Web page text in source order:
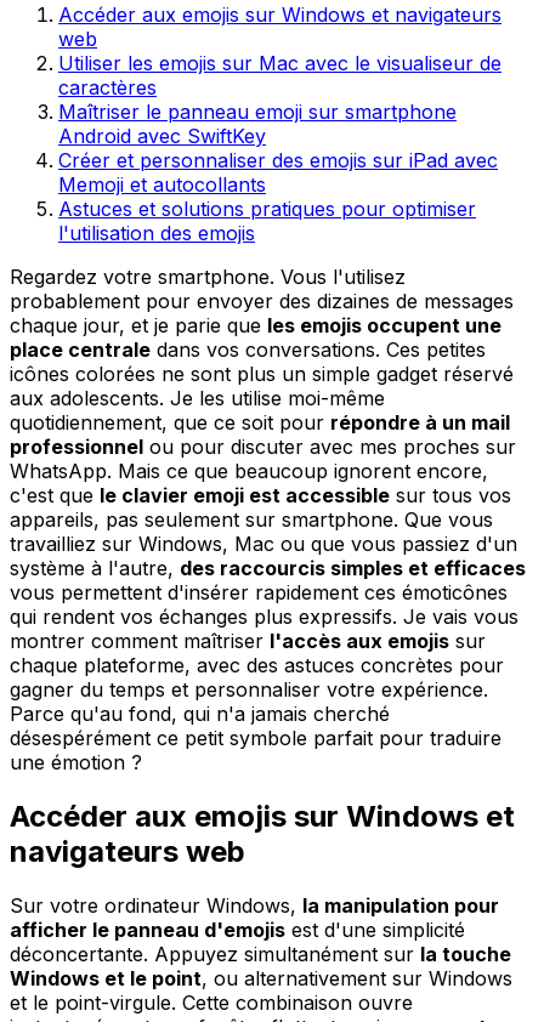
Accéder aux emojis sur Windows et navigateurs
web
Utiliser les emojis sur Mac avec le visualiseur de
caractères
Maîtriser le panneau emoji sur smartphone
Android avec SwiftKey
Créer et personnaliser des emojis sur iPad avec
Memoji et autocollants
Astuces et solutions pratiques pour optimiser
l'utilisation des emojis
Regardez votre smartphone. Vous l'utilisez
probablement pour envoyer des dizaines de messages
chaque jour, et je parie que les emojis occupent une
place centrale dans vos conversations. Ces petites
icônes colorées ne sont plus un simple gadget réservé
aux adolescents. Je les utilise moi-même
quotidiennement, que ce soit pour répondre à un mail
professionnel ou pour discuter avec mes proches sur
WhatsApp. Mais ce que beaucoup ignorent encore,
c'est que le clavier emoji est accessible sur tous vos
appareils, pas seulement sur smartphone. Que vous
travailliez sur Windows, Mac ou que vous passiez d'un
système à l'autre, des raccourcis simples et efficaces
vous permettent d'insérer rapidement ces émoticônes
qui rendent vos échanges plus expressifs. Je vais vous
montrer comment maîtriser l'accès aux emojis sur
chaque plateforme, avec des astuces concrètes pour
gagner du temps et personnaliser votre expérience.
Parce qu'au fond, qui n'a jamais cherché
désespérément ce petit symbole parfait pour traduire
une émotion ?
Accéder aux emojis sur Windows et
navigateurs web
Sur votre ordinateur Windows, la manipulation pour
afficher le panneau d'emojis est d'une simplicité
déconcertante. Appuyez simultanément sur la touche
Windows et le point, ou alternativement sur Windows
et le point-virgule. Cette combinaison ouvre